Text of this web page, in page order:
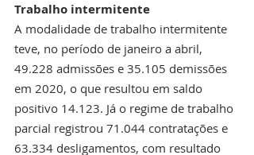
Trabalho intermitente
A modalidade de trabalho intermitente
teve, no período de janeiro a abril,
49.228 admissões e 35.105 demissões
em 2020, o que resultou em saldo
positivo 14.123. Já o regime de trabalho
parcial registrou 71.044 contratações e
63.334 desligamentos, com resultado